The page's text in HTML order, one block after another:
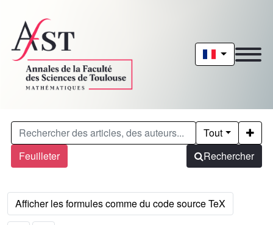
Feuilleter
Tout
Rechercher